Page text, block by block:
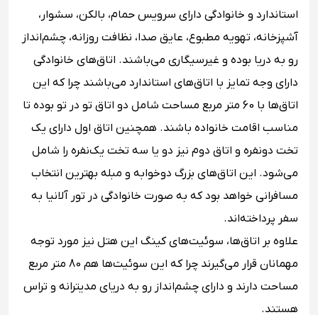
استاندارد و خانوادگی دارای سرویس حمام، بالکن، سشوار،
آشپزخانه، تهویه مطبوع، عایق صدا، نظافت روزانه، چشم‌انداز
رو به دریا بوده و غیرسیگاری می‌باشند. اتاق‌های خانوادگی
دارای وجه تمایز با اتاق‌های استاندارد می‌باشند چرا که این
اتاق‌ها با 60 متر مربع مساحت شامل دو اتاق تو در تو بوده تا
مناسب اقامت خانواده باشند. همچنین اتاق اول دارای یک
تخت دونفره و اتاق دوم نیز دو یا سه تخت یک‌نفره را شامل
می‌شود. این اتاق‌های بزرگ دوخوابه و مبله بهترین انتخاب
مسافرانی خواهد بود که به صورت خانوادگی در تور آلانیا به
سفر پرداخته‌اند.
علاوه بر اتاق‌ها، سوئیت‌های کینگ این هتل نیز مورد توجه
مهمانان قرار می‌گیرند چرا که این سوئیت‌ها هم 80 متر مربع
مساحت دارند و دارای چشم‌انداز رو به دریای مدیترانه و تراس
هستند.